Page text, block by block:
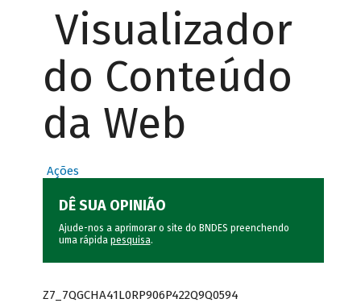
Visualizador
do Conteúdo
da Web
Ações
DÊ SUA OPINIÃO
Ajude-nos a aprimorar o site do BNDES preenchendo
uma rápida pesquisa.
Z7_7QGCHA41L0RP906P422Q9Q0594